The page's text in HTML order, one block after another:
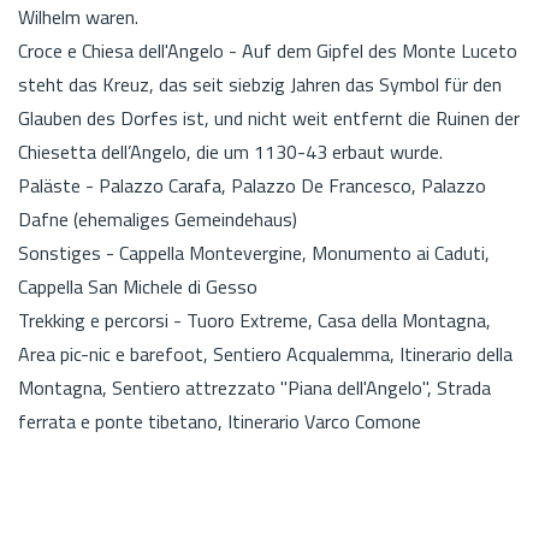
Wilhelm waren.
Croce e Chiesa dell'Angelo - Auf dem Gipfel des Monte Luceto
steht das Kreuz, das seit siebzig Jahren das Symbol für den
Glauben des Dorfes ist, und nicht weit entfernt die Ruinen der
Chiesetta dell’Angelo, die um 1130-43 erbaut wurde.
Paläste - Palazzo Carafa, Palazzo De Francesco, Palazzo
Dafne (ehemaliges Gemeindehaus)
Sonstiges - Cappella Montevergine, Monumento ai Caduti,
Cappella San Michele di Gesso
Trekking e percorsi - Tuoro Extreme, Casa della Montagna,
Area pic-nic e barefoot, Sentiero Acqualemma, Itinerario della
Montagna, Sentiero attrezzato "Piana dell'Angelo", Strada
ferrata e ponte tibetano, Itinerario Varco Comone